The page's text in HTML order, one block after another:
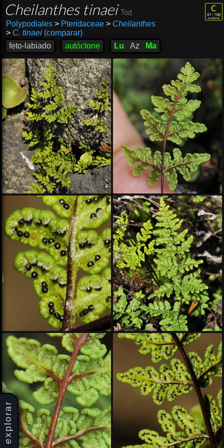
explorar
Cheilanthes tinaeiTod.
Polypodiales >Pteridaceae > Cheilanthes
> C. tinaei(comparar)
feto-labiado
autóctone Lu Az Ma